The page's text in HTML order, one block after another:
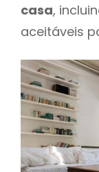
casa,
aceitáveis